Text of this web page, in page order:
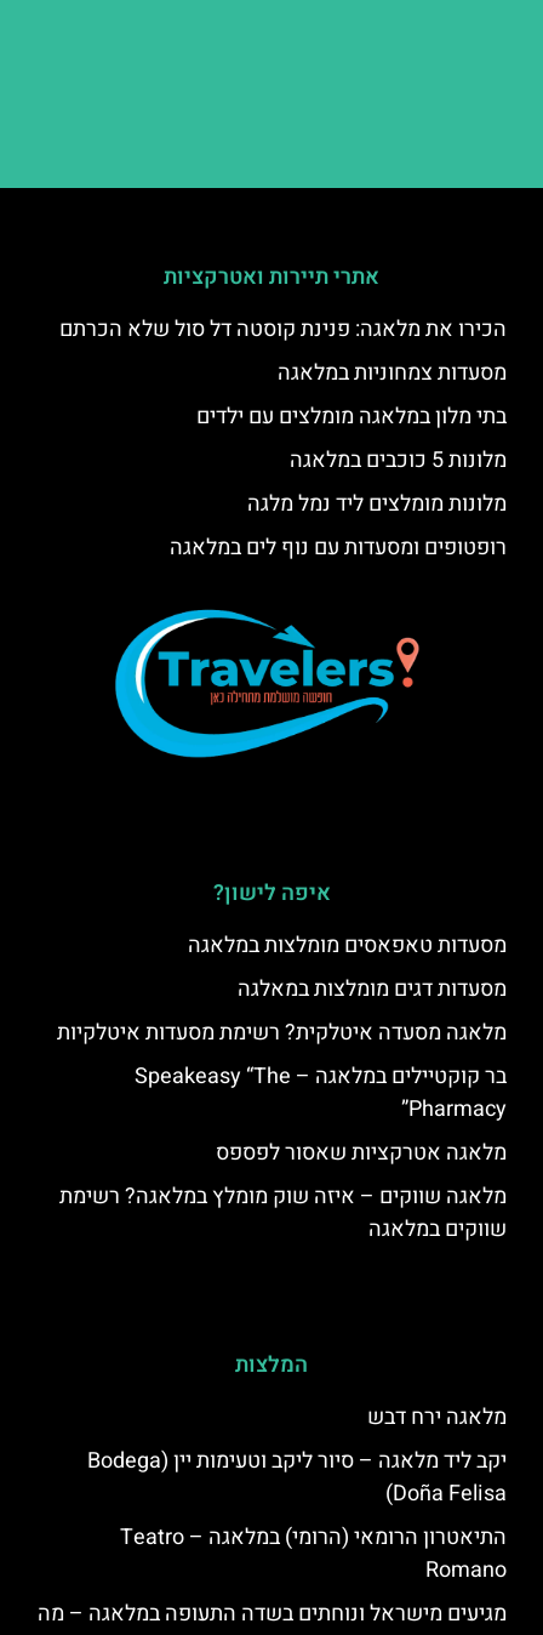
אתרי תיירות ואטרקציות
הכירו את מלאגה: פנינת קוסטה דל סול שלא הכרתם
מסעדות צמחוניות במלאגה
בתי מלון במלאגה מומלצים עם ילדים
מלונות 5 כוכבים במלאגה
מלונות מומלצים ליד נמל מלגה
רופטופים ומסעדות עם נוף לים במלאגה
איפה לישון?
מסעדות טאפאסים מומלצות במלאגה
מסעדות דגים מומלצות במאלגה
מלאגה מסעדה איטלקית? רשימת מסעדות איטלקיות
בר קוקטיילים במלאגה – Speakeasy “The
Pharmacy”
מלאגה אטרקציות שאסור לפספס
מלאגה שווקים – איזה שוק מומלץ במלאגה? רשימת
שווקים במלאגה
המלצות
מלאגה ירח דבש
יקב ליד מלאגה – סיור ליקב וטעימות יין (Bodega
Doña Felisa)
התיאטרון הרומאי (הרומי) במלאגה – ‪Teatro
Romano‬
מגיעים מישראל ונוחתים בשדה התעופה במלאגה – מה